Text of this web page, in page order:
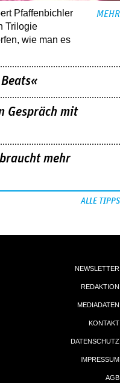
Pfaffenbichler
Trilogie
wie man es
MEHR
Gespräch mit
mehr
ALLE TIPPS
NEWSLETTER
REDAKTION
MEDIADATEN
KONTAKT
DATENSCHUTZ
IMPRESSUM
AGB